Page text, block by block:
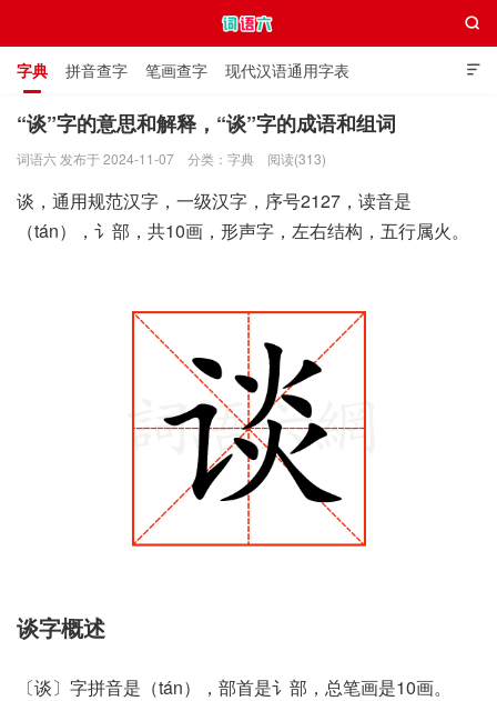

字典 拼音查字 笔画查字 现代汉语通用字表
通用规范汉字表 叠字大全 独体字大全 极简英语词典

“谈”字的意思和解释，“谈”字的成语和组词
词语六 发布于 2024-11-07 分类： 字典 阅读(313)
谈，通用规范汉字，一级汉字，序号2127，读音是
（tán），讠部，共10画，形声字，左右结构，五行属火。
谈字概述
〔谈〕字拼音是（tán），部首是讠部，总笔画是10画。